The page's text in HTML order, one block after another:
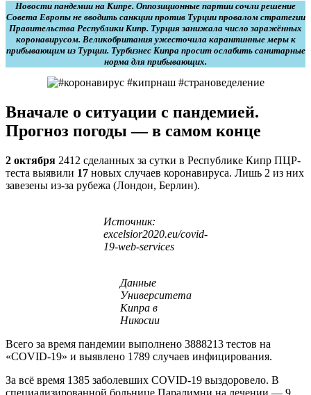
Новости пандемии на Кипре. Оппозиционные партии сочли решение
Совета Европы не вводить санкции против Турции провалом стратегии
Правительства Республики Кипр. Турция занижала число заражённых
коронавирусом. Великобритания ужесточила карантинные меры к
прибывающим из Турции. Турбизнес Кипра просит ослабить санитарные
норма для прибывающих.
Вначале о ситуации с пандемией.
Прогноз погоды — в самом конце
2 октября 2412 сделанных за сутки в Республике Кипр ПЦР-
теста выявили 17 новых случаев коронавируса. Лишь 2 из них
завезены из-за рубежа (Лондон, Берлин).
Источник:
excelsior2020.eu/covid-
19-web-services
Данные
Университета
Кипра в
Никосии
Всего за время пандемии выполнено 3888213 тестов на
«COVID-19» и выявлено 1789 случаев инфицирования.
За всё время 1385 заболевших COVID-19 выздоровело. В
специализированной больнице Паралимни на лечении — 9